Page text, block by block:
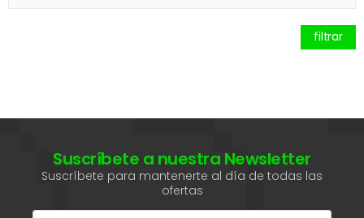
filtrar
Suscríbete a nuestra Newsletter
Suscríbete para mantenerte al día de todas las
ofertas